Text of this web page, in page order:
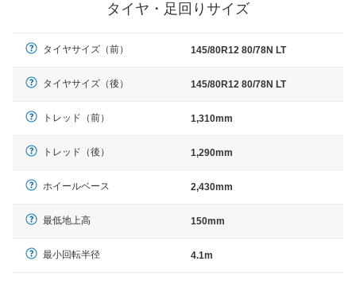
タイヤ・足回りサイズ
タイヤサイズ（前） 145/80R12 80/78N LT
タイヤサイズ（後） 145/80R12 80/78N LT
トレッド（前） 1,310mm
トレッド（後） 1,290mm
ホイールベース 2,430mm
最低地上高 150mm
最小回転半径 4.1m